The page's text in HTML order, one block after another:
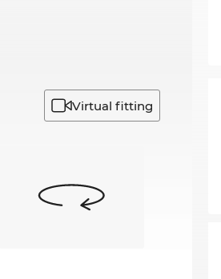
Virtual fitting